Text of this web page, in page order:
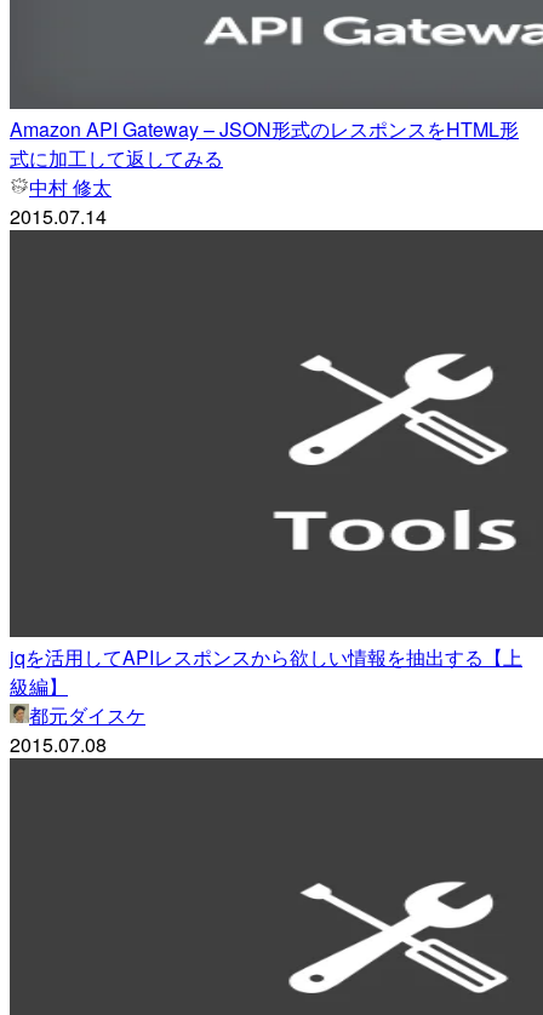
Amazon API Gateway – JSON形式のレスポンスをHTML形
式に加工して返してみる
中村 修太
2015.07.14
jqを活用してAPIレスポンスから欲しい情報を抽出する【上
級編】
都元ダイスケ
2015.07.08